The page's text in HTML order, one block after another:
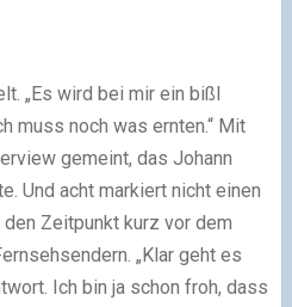
„Es wird bei mir ein bißl
muss noch was ernten.“ Mit
gemeint, das Johann
Und acht markiert nicht einen
Zeitpunkt kurz vor dem
„Klar geht es
Ich bin ja schon froh, dass